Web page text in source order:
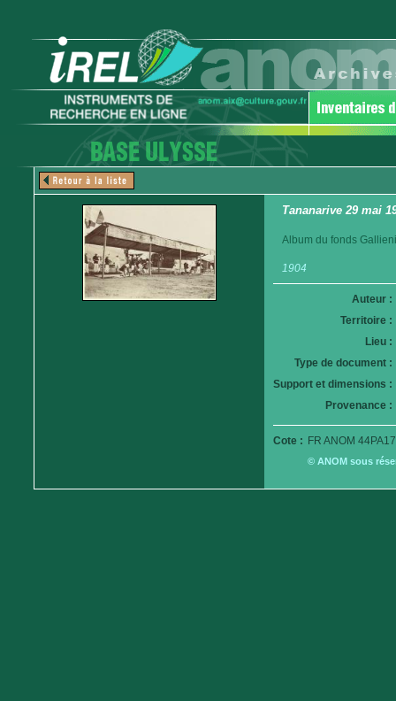
Tananarive 29 mai
Album du fonds
1904
Auteur :
Territoire :
Lieu :
Type de document :
Support et dimensions :
Provenance :
Cote : FR ANOM
© ANOM sous